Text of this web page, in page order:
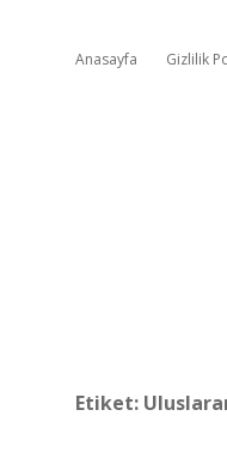
Anasayfa Gizlilik
Etiket: